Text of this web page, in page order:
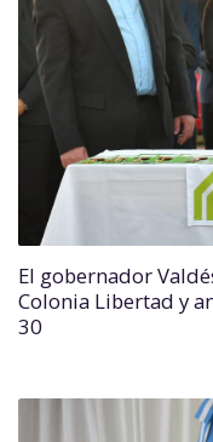
El gobernador
Colonia Libertad y
30